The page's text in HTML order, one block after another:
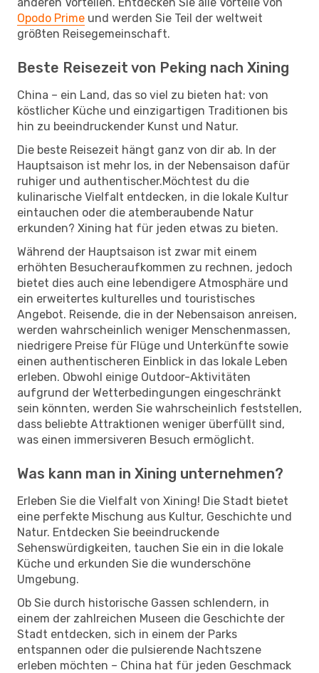
Opodo Prime und werden Sie Teil der weltweit
größten Reisegemeinschaft.
Beste Reisezeit von Peking nach Xining
China – ein Land, das so viel zu bieten hat: von
köstlicher Küche und einzigartigen Traditionen bis
hin zu beeindruckender Kunst und Natur.
Die beste Reisezeit hängt ganz von dir ab. In der
Hauptsaison ist mehr los, in der Nebensaison dafür
ruhiger und authentischer.Möchtest du die
kulinarische Vielfalt entdecken, in die lokale Kultur
eintauchen oder die atemberaubende Natur
erkunden? Xining hat für jeden etwas zu bieten.
Während der Hauptsaison ist zwar mit einem
erhöhten Besucheraufkommen zu rechnen, jedoch
bietet dies auch eine lebendigere Atmosphäre und
ein erweitertes kulturelles und touristisches
Angebot. Reisende, die in der Nebensaison anreisen,
werden wahrscheinlich weniger Menschenmassen,
niedrigere Preise für Flüge und Unterkünfte sowie
einen authentischeren Einblick in das lokale Leben
erleben. Obwohl einige Outdoor-Aktivitäten
aufgrund der Wetterbedingungen eingeschränkt
sein könnten, werden Sie wahrscheinlich feststellen,
dass beliebte Attraktionen weniger überfüllt sind,
was einen immersiveren Besuch ermöglicht.
Was kann man in Xining unternehmen?
Erleben Sie die Vielfalt von Xining! Die Stadt bietet
eine perfekte Mischung aus Kultur, Geschichte und
Natur. Entdecken Sie beeindruckende
Sehenswürdigkeiten, tauchen Sie ein in die lokale
Küche und erkunden Sie die wunderschöne
Umgebung.
Ob Sie durch historische Gassen schlendern, in
einem der zahlreichen Museen die Geschichte der
Stadt entdecken, sich in einem der Parks
entspannen oder die pulsierende Nachtszene
erleben möchten – China hat für jeden Geschmack